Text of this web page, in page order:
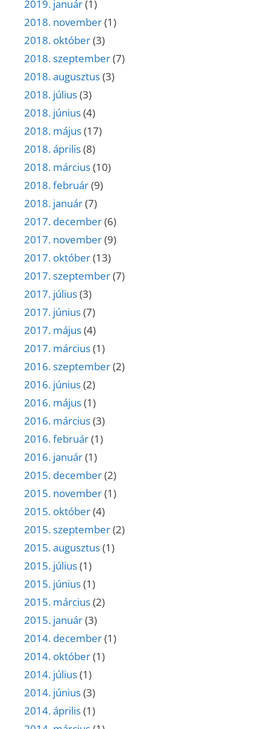
2019. január(1)
2018. november(1)
2018. október(3)
2018. szeptember(7)
2018. augusztus(3)
2018. július(3)
2018. június(4)
2018. május(17)
2018. április(8)
2018. március(10)
2018. február(9)
2018. január(7)
2017. december(6)
2017. november(9)
2017. október(13)
2017. szeptember(7)
2017. július(3)
2017. június(7)
2017. május(4)
2017. március(1)
2016. szeptember(2)
2016. június(2)
2016. május(1)
2016. március(3)
2016. február(1)
2016. január(1)
2015. december(2)
2015. november(1)
2015. október(4)
2015. szeptember(2)
2015. augusztus(1)
2015. július(1)
2015. június(1)
2015. március(2)
2015. január(3)
2014. december(1)
2014. október(1)
2014. július(1)
2014. június(3)
2014. április(1)